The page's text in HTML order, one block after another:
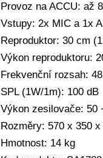
Provoz na ACCU: až
Vstupy: 2x MIC a 1x
Reproduktor: 30 cm
Výkon reproduktoru:
Frekvenční rozsah:
SPL (1W/1m): 100 dB
Výkon zesilovače: 50
Rozměry: 570 x 350 x
Hmotnost: 14 kg